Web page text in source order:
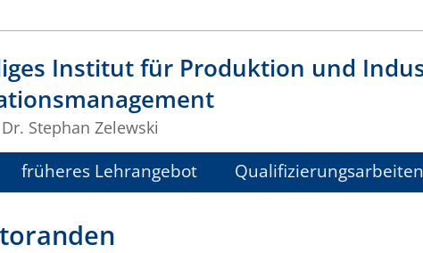
Institut für Produktion und
Stephan Zelewski
früheres Lehrangebot Qualifizierungsarbeiten